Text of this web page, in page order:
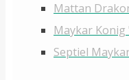
Mattan
Maykar
Septiel